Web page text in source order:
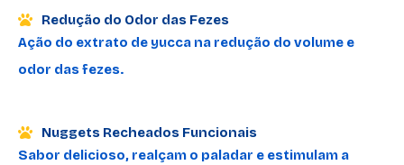
Redução do Odor das Fezes
Ação do extrato de yucca na redução do volume e
odor das fezes.
Nuggets Recheados Funcionais
Sabor delicioso, realçam o paladar e estimulam a